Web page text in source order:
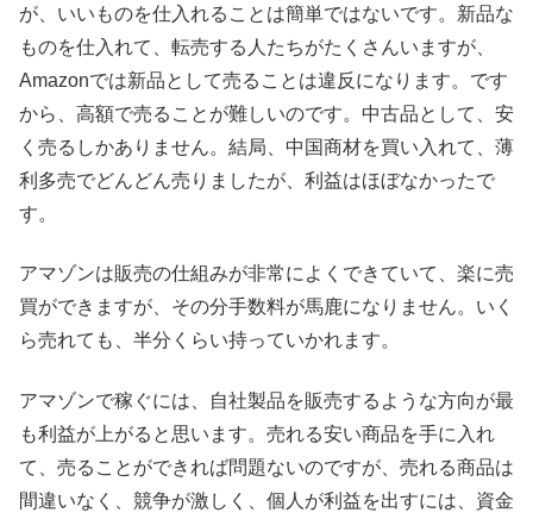
が、いいものを仕入れることは簡単ではないです。新品な
ものを仕入れて、転売する人たちがたくさんいますが、
Amazonでは新品として売ることは違反になります。です
から、高額で売ることが難しいのです。中古品として、安
く売るしかありません。結局、中国商材を買い入れて、薄
利多売でどんどん売りましたが、利益はほぼなかったで
す。
アマゾンは販売の仕組みが非常によくできていて、楽に売
買ができますが、その分手数料が馬鹿になりません。いく
ら売れても、半分くらい持っていかれます。
アマゾンで稼ぐには、自社製品を販売するような方向が最
も利益が上がると思います。売れる安い商品を手に入れ
て、売ることができれば問題ないのですが、売れる商品は
間違いなく、競争が激しく、個人が利益を出すには、資金